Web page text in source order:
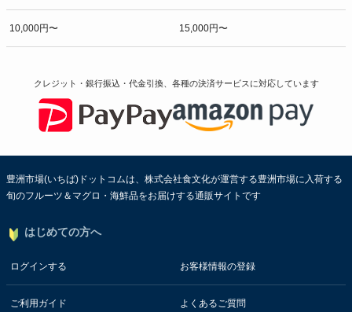
10,000円〜 15,000円〜
クレジット・銀行振込・代金引換、各種の決済サービスに対応しています
豊洲市場(いちば)ドットコムは、株式会社食文化が運営する豊洲市場に入荷する
旬のフルーツ＆マグロ・海鮮品をお届けする通販サイトです
はじめての方へ
ログインする お客様情報の登録
ご利用ガイド よくあるご質問